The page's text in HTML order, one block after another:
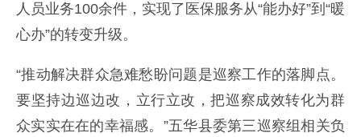
人员业务100余件，实现了医保服务从“能办好”到“暖
心办”的转变升级。
“推动解决群众急难愁盼问题是巡察工作的落脚点。
要坚持边巡边改，立行立改，把巡察成效转化为群
众实实在在的幸福感。”五华县委第三巡察组相关负